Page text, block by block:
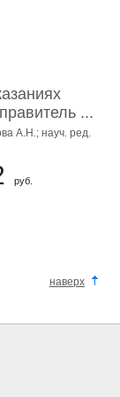
...
А.Н.; науч. ред.
руб.
наверх